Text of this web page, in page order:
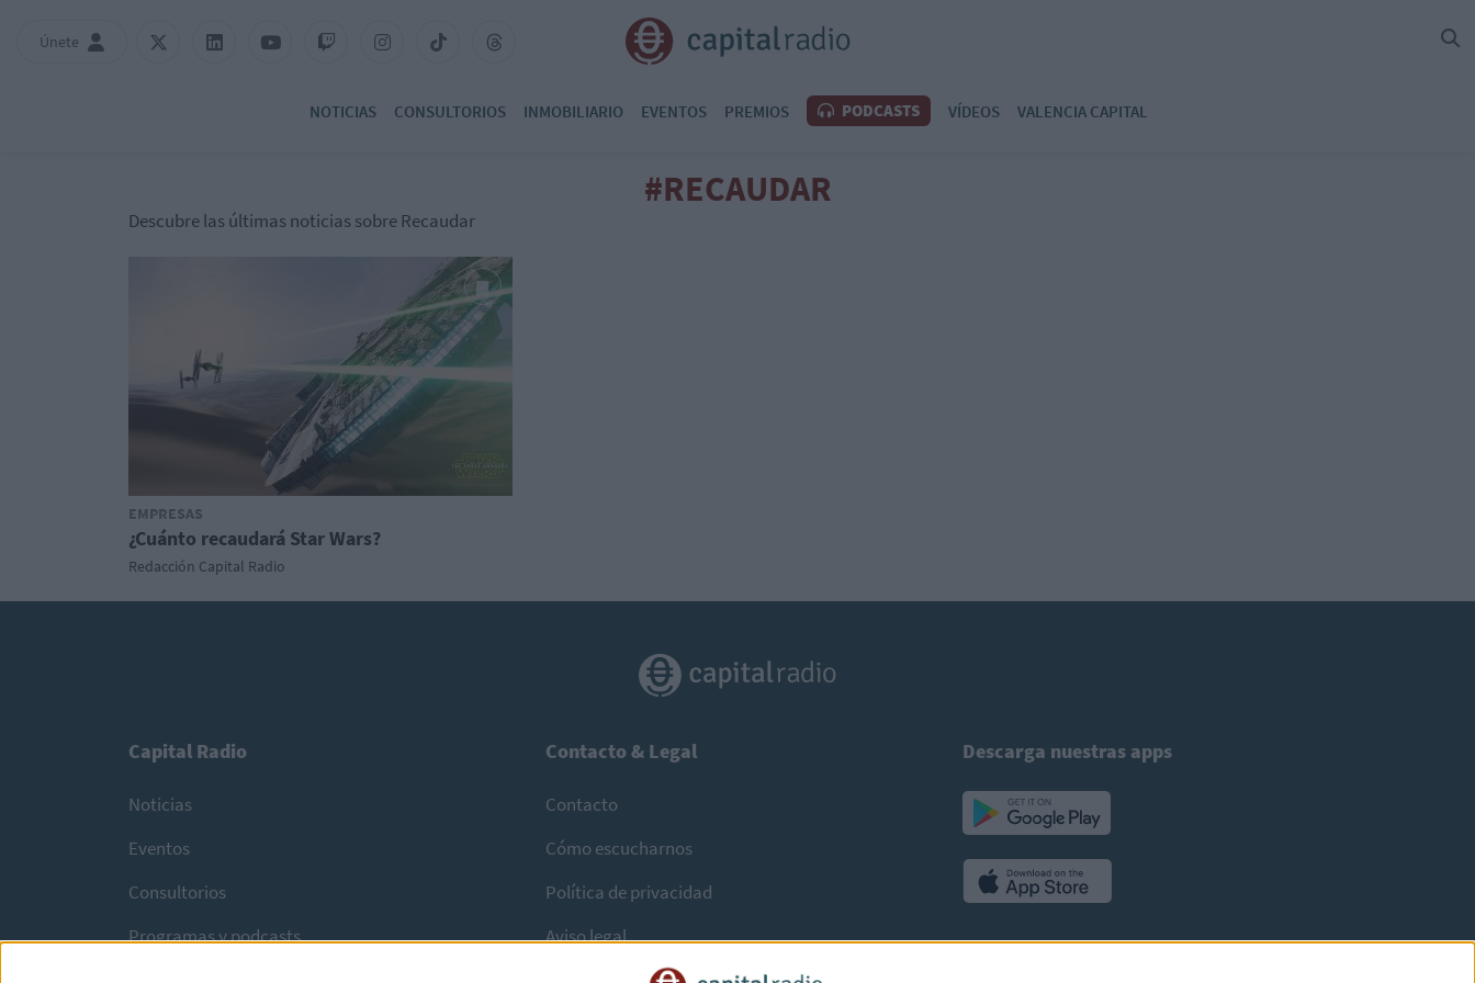
Únete
NOTICIAS CONSULTORIOS INMOBILIARIO EVENTOS PREMIOS PODCASTS VÍDEOS VALENCIA CAPITAL
#RECAUDAR
Descubre las últimas noticias sobre Recaudar
EMPRESAS
¿Cuánto recaudará Star Wars?
Redacción Capital Radio
Capital Radio
Noticias
Eventos
Consultorios
Programas y podcasts
Contacto & Legal
Contacto
Cómo escucharnos
Política de privacidad
Aviso legal
Descarga nuestras apps